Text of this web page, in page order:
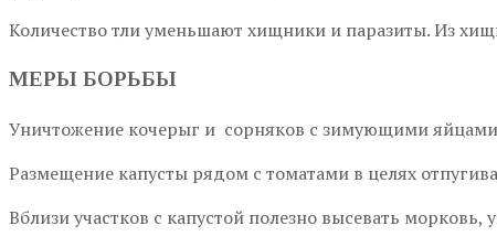
Количество тли уменьшают хищники и паразиты. Из
МЕРЫ БОРЬБЫ
Уничтожение кочерыг и сорняков с зимующими
Размещение капусты рядом с томатами в целях
Вблизи участков с капустой полезно высевать